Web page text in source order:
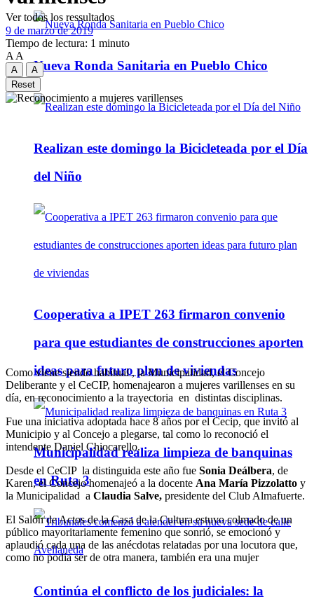
Nueva Ronda Sanitaria en Pueblo Chico
Realizan este domingo la Bicicleteada por el Día
del Niño
Cooperativa a IPET 263 firmaron convenio
para que estudiantes de construcciones aporten
ideas para futuro plan de viviendas
Municipalidad realiza limpieza de banquinas
en Ruta 3
Continúa el conflicto de los judiciales: la
Ver todos los ressultados
9 de marzo de 2019
Tiempo de lectura: 1 minuto
A A
A
A
Reset
Como viene siendo habitual , la Municipalidad, el Concejo
Deliberante y el CeCIP, homenajearon a mujeres varillenses en su
día, en reconocimiento a la trayectoria en distintas disciplinas.
Fue una iniciativa adoptada hace 8 años por el Cecip, que invitó al
Municipio y al Concejo a plegarse, tal como lo reconoció el
intendente Daniel Chiocarello.
Desde el CeCIP la distinguida este año fue Sonia Deálbera, de
Karen, el Concejo homenajeó a la docente Ana María Pizzolatto y
la Municipalidad a Claudia Salve, presidente del Club Almafuerte.
El Salón de Actos de la Casa de la Cultura estuvo colmado de un
público mayoritariamente femenino que sonrió, se emocionó y
aplaudió cada una de las anécdotas relatadas por una locutora que,
como no podía ser de otra manera, también era una mujer